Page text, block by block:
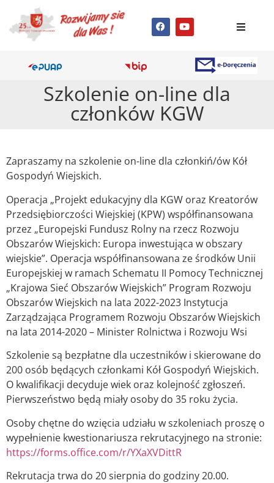
Szkolenie on-line dla
członków KGW
Zapraszamy na szkolenie on-line dla członkiń/ów Kół
Gospodyń Wiejskich.
Operacja „Projekt edukacyjny dla KGW oraz Kreatorów
Przedsiębiorczości Wiejskiej (KPW) współfinansowana
przez „Europejski Fundusz Rolny na rzecz Rozwoju
Obszarów Wiejskich: Europa inwestująca w obszary
wiejskie”. Operacja współfinansowana ze środków Unii
Europejskiej w ramach Schematu II Pomocy Technicznej
„Krajowa Sieć Obszarów Wiejskich” Program Rozwoju
Obszarów Wiejskich na lata 2022-2023 Instytucja
Zarządzająca Programem Rozwoju Obszarów Wiejskich
na lata 2014-2020 – Minister Rolnictwa i Rozwoju Wsi
Szkolenie są bezpłatne dla uczestników i skierowane do
200 osób będących członkami Kół Gospodyń Wiejskich.
O kwalifikacji decyduje wiek oraz kolejność zgłoszeń.
Pierwszeństwo będą miały osoby do 35 roku życia.
Osoby chętne do wzięcia udziału w szkoleniach proszę o
wypełnienie kwestionariusza rekrutacyjnego na stronie:
https://forms.office.com/r/YXaXVDittR
Rekrutacja trwa do 20 sierpnia do godziny 20.00.